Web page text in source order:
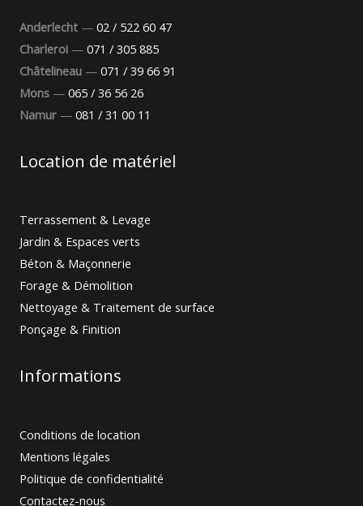
Anderlecht — 02 / 522 60 47
Charleroi — 071 / 305 885
Châtelineau — 071 / 39 66 91
Mons — 065 / 36 56 26
Namur — 081 / 31 00 11
Location de matériel
Terrassement & Levage
Jardin & Espaces verts
Béton & Maçonnerie
Forage & Démolition
Nettoyage & Traitement de surface
Ponçage & Finition
Informations
Conditions de location
Mentions légales
Politique de confidentialité
Contactez-nous